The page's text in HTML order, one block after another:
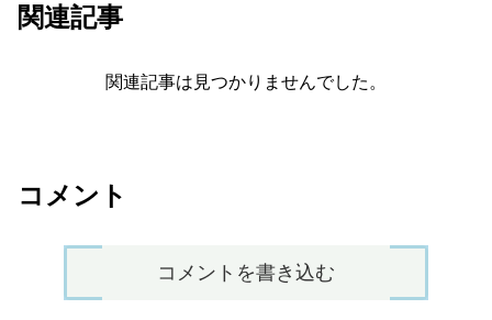
関連記事
関連記事は見つかりませんでした。
コメント
コメントを書き込む